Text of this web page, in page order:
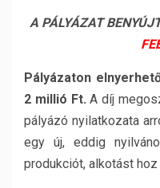
A PÁLYÁZAT
Pályázaton
2 millió Ft. A díj
pályázó nyilatkozata
egy új, eddig
produkciót, alkotást hoz